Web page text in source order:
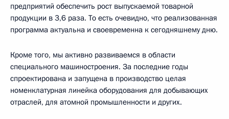
предприятий обеспечить рост выпускаемой товарной
продукции в 3,6 раза. То есть очевидно, что реализованная
программа актуальна и своевременна к сегодняшнему дню.
Кроме того, мы активно развиваемся в области
специального машиностроения. За последние годы
спроектирована и запущена в производство целая
номенклатурная линейка оборудования для добывающих
отраслей, для атомной промышленности и других.